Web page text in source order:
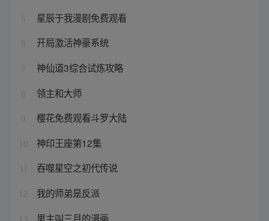
5 星辰于我漫剧免费观看
6 开局激活神豪系统
7 神仙道3综合试炼攻略
8 领主和大师
9 樱花免费观看斗罗大陆
10 神印王座第12集
吞噬星空之初代传说
12 我的师弟是反派
13 男主叫三月的漫画